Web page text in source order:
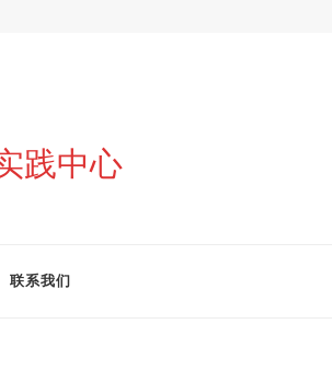
践中心
联系我们